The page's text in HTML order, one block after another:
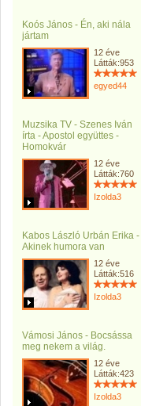
Koós János - Én, aki nála
jártam
12 éve
Látták:953
egyed44
Muzsika TV - Szenes Iván
írta - Apostol együttes -
Homokvár
12 éve
Látták:760
Izolda3
Kabos László Urbán Erika -
Akinek humora van
12 éve
Látták:516
Izolda3
Vámosi János - Bocsássa
meg nekem a világ.
12 éve
Látták:423
Izolda3